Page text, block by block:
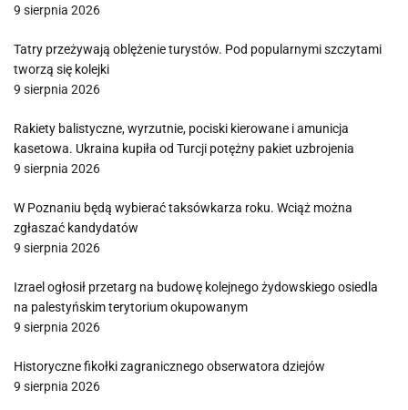
9 sierpnia 2026
Tatry przeżywają oblężenie turystów. Pod popularnymi szczytami
tworzą się kolejki
9 sierpnia 2026
Rakiety balistyczne, wyrzutnie, pociski kierowane i amunicja
kasetowa. Ukraina kupiła od Turcji potężny pakiet uzbrojenia
9 sierpnia 2026
W Poznaniu będą wybierać taksówkarza roku. Wciąż można
zgłaszać kandydatów
9 sierpnia 2026
Izrael ogłosił przetarg na budowę kolejnego żydowskiego osiedla
na palestyńskim terytorium okupowanym
9 sierpnia 2026
Historyczne fikołki zagranicznego obserwatora dziejów
9 sierpnia 2026